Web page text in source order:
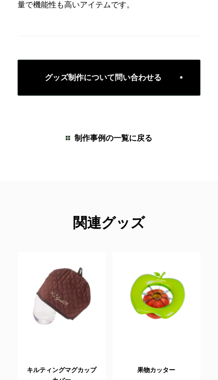
量で機能性も高いアイテムです。
グッズ制作について問い合わせる
制作事例の一覧に戻る
関連グッズ
キルティングマグカップ
果物カッター